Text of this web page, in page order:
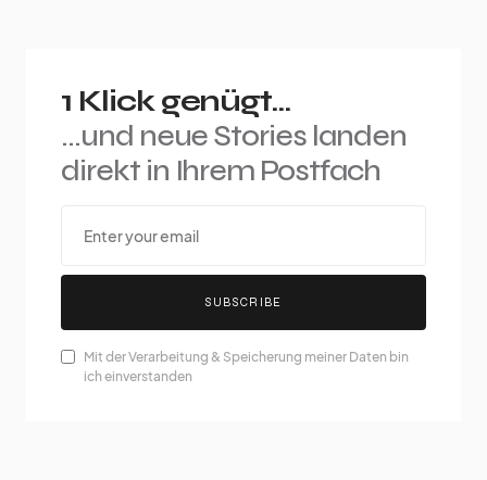
1 Klick genügt...
...und neue Stories landen
direkt in Ihrem Postfach
SUBSCRIBE
Mit der Verarbeitung & Speicherung meiner Daten bin
ich einverstanden